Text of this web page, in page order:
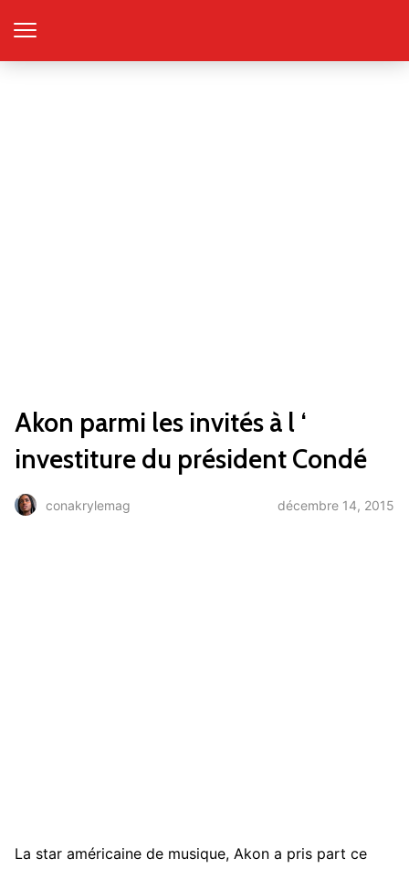
Akon parmi les invités à l ‘
investiture du président Condé
conakrylemag décembre 14, 2015
La star américaine de musique, Akon a pris part ce